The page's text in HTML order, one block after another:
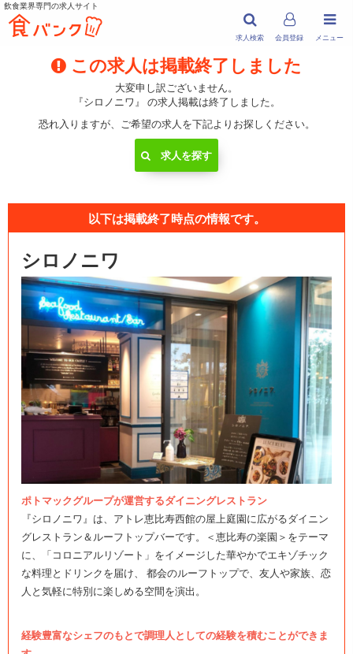
飲食業界専門の求人サイト
メニュー
求人検索 会員登録
この求人は掲載終了しました
大変申し訳ございません。
『シロノニワ』 の求人掲載は終了しました。
恐れ入りますが、ご希望の求人を下記よりお探しください。
求人を探す
以下は掲載終了時点の情報です。
シロノニワ
ポトマックグループが運営するダイニングレストラン
『シロノニワ』は、アトレ恵比寿西館の屋上庭園に広がるダイニン
グレストラン＆ルーフトップバーです。＜恵比寿の楽園＞をテーマ
に、「コロニアルリゾート」をイメージした華やかでエキゾチック
な料理とドリンクを届け、 都会のルーフトップで、友人や家族、恋
人と気軽に特別に楽しめる空間を演出。
経験豊富なシェフのもとで調理人としての経験を積むことができま